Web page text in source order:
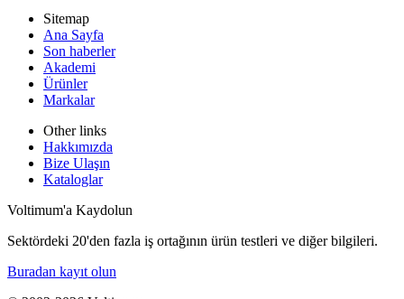
Sitemap
Ana Sayfa
Son haberler
Akademi
Ürünler
Markalar
Other links
Hakkımızda
Bize Ulaşın
Kataloglar
Voltimum'a Kaydolun
Sektördeki 20'den fazla iş ortağının ürün testleri ve diğer bilgileri.
Buradan kayıt olun